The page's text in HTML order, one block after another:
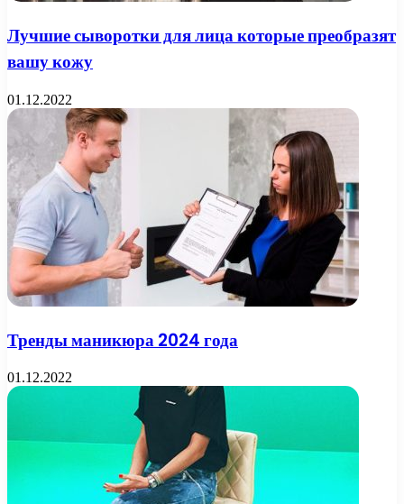
Лучшие сыворотки для лица которые преобразят
вашу кожу
01.12.2022
Тренды маникюра 2024 года
01.12.2022